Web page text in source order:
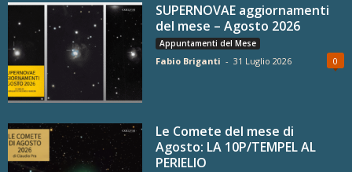
SUPERNOVAE aggiornamenti
del mese – Agosto 2026
Appuntamenti del Mese
Fabio Briganti - 31 Luglio 2026 0
Le Comete del mese di
Agosto: LA 10P/TEMPEL AL
PERIELIO